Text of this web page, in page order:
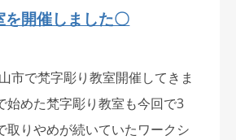
を開催しました〇
市で梵字彫り教室開催してきま
始めた梵字彫り教室も今回で3
取りやめが続いていたワークシ